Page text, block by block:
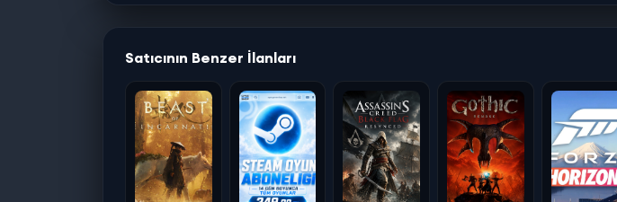
Satıcının Benzer İlanları